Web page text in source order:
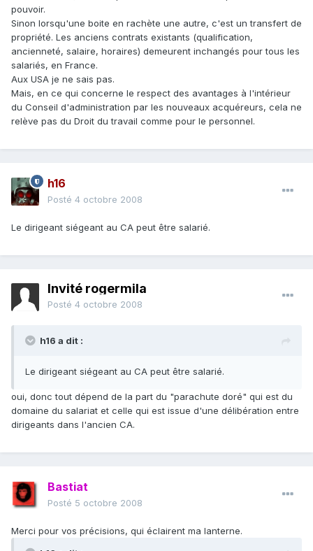
pouvoir.
Sinon lorsqu'une boite en rachète une autre, c'est un transfert de
propriété. Les anciens contrats existants (qualification,
ancienneté, salaire, horaires) demeurent inchangés pour tous les
salariés, en France.
Aux USA je ne sais pas.
Mais, en ce qui concerne le respect des avantages à l'intérieur
du Conseil d'administration par les nouveaux acquéreurs, cela ne
relève pas du Droit du travail comme pour le personnel.
h16
Posté 4 octobre 2008
Le dirigeant siégeant au CA peut être salarié.
Invité rogermila
Posté 4 octobre 2008
h16 a dit :
Le dirigeant siégeant au CA peut être salarié.
oui, donc tout dépend de la part du "parachute doré" qui est du
domaine du salariat et celle qui est issue d'une délibération entre
dirigeants dans l'ancien CA.
Bastiat
Posté 5 octobre 2008
Merci pour vos précisions, qui éclairent ma lanterne.